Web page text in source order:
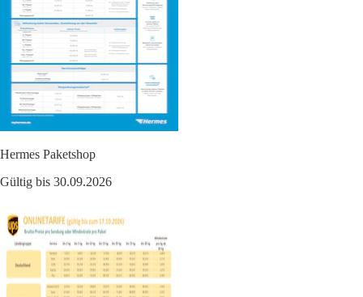
Hermes Paketshop
Gültig bis 30.09.2026